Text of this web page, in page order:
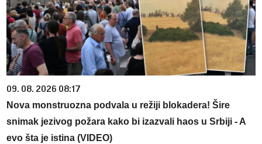
09. 08. 2026 08:17
Nova monstruozna podvala u režiji blokadera! Šire
snimak jezivog požara kako bi izazvali haos u Srbiji - A
evo šta je istina (VIDEO)